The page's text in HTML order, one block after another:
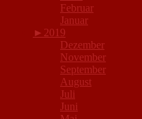
Februar
Januar
► 2019
Dezember
November
September
August
Juli
Juni